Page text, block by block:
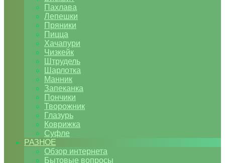
Пахлава
Лепешки
Пряники
Пицца
Хачапури
Чизкейк
Штрудель
Шарлотка
Манник
Запеканка
Пончики
Творожник
Глазурь
Коврижка
Суфле
РАЗНОЕ
Обзор интернета
Бытовые вопросы